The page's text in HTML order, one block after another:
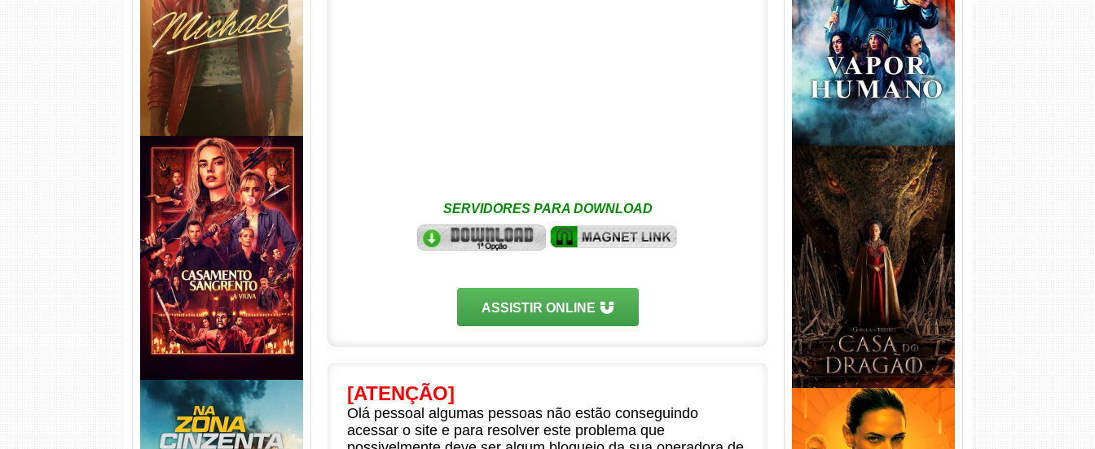
SERVIDORES PARA DOWNLOAD
ASSISTIR ONLINE
[ATENÇÃO]
Olá pessoal algumas pessoas não estão conseguindo
acessar o site e para resolver este problema que
Michael Torrent (2026) WEB-
DL 1080p/4K Dual Áudio
Casamento Sangrento: A
Viúva Torrent (2026) WEB-DL
720p/1080p/4K Dual Áudio
Vapor Humano 1ª Temporada
Torrent (2026) WEB-DL 1080p
Dual Áudio
A Casa do Dragão 1ª
Temporada Torrent (2022)
WEB-DL 720p/1080p Dual
Áudio